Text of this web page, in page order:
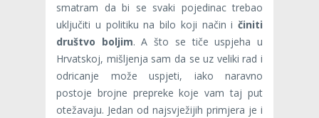
smatram da bi se svaki pojedinac trebao
uključiti u politiku na bilo koji način i činiti
društvo boljim. A što se tiče uspjeha u
Hrvatskoj, mišljenja sam da se uz veliki rad i
odricanje može uspjeti, iako naravno
postoje brojne prepreke koje vam taj put
otežavaju. Jedan od najsvježijih primjera je i